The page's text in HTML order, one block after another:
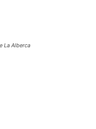
La Alberca